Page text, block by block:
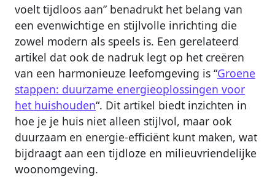
voelt tijdloos aan” benadrukt het belang van
een evenwichtige en stijlvolle inrichting die
zowel modern als speels is. Een gerelateerd
artikel dat ook de nadruk legt op het creëren
van een harmonieuze leefomgeving is “Groene
stappen: duurzame energieoplossingen voor
het huishouden“. Dit artikel biedt inzichten in
hoe je je huis niet alleen stijlvol, maar ook
duurzaam en energie-efficiënt kunt maken, wat
bijdraagt aan een tijdloze en milieuvriendelijke
woonomgeving.